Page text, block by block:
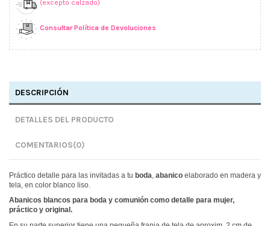
(excepto calzado)
Consultar Política de Devoluciones
DESCRIPCIÓN
DETALLES DEL PRODUCTO
COMENTARIOS(0)
Práctico detalle para las invitadas a tu boda, abanico elaborado en madera y
tela, en color blanco liso.
Abanicos blancos para boda y comunión como detalle para mujer,
práctico y original.